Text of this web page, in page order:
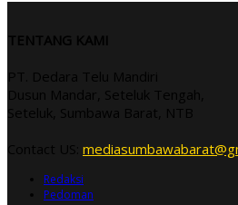
TENTANG KAMI
PT. Dedara Telu Mandiri
Dusun Mandar, Seteluk Tengah,
Seteluk, Sumbawa Barat, NTB
Contact US:
Redaksi
Pedoman